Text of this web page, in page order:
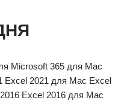
Microsoft 365 для Mac
Excel 2021 для Mac Excel
Excel 2016 для Mac